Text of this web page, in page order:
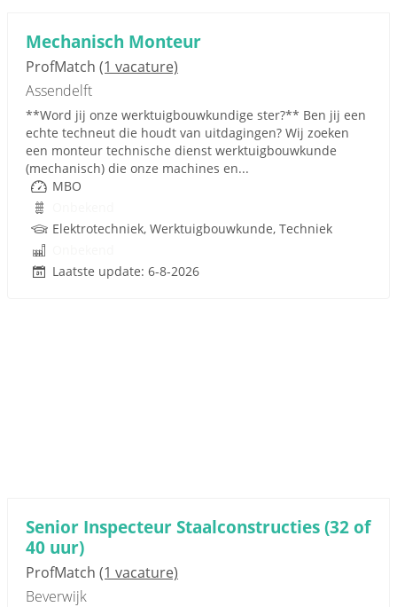
Mechanisch Monteur
ProfMatch (1 vacature)
Assendelft
**Word jij onze werktuigbouwkundige ster?** Ben jij een
echte techneut die houdt van uitdagingen? Wij zoeken
een monteur technische dienst werktuigbouwkunde
(mechanisch) die onze machines en...
MBO
Elektrotechniek, Werktuigbouwkunde, Techniek
Laatste update: 6-8-2026
Senior Inspecteur Staalconstructies (32 of
40 uur)
ProfMatch (1 vacature)
Beverwijk